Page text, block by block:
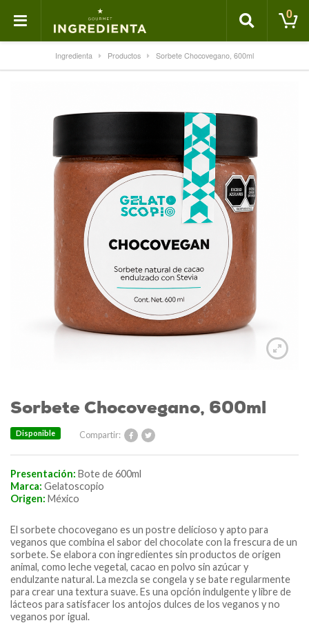
0
Ingredienta Productos Sorbete Chocovegano, 600ml
Sorbete Chocovegano, 600ml
Compartir:
Disponible
Presentación: Bote de 600ml
Marca: Gelatoscopio
Origen: México
El sorbete chocovegano es un postre delicioso y apto para
veganos que combina el sabor del chocolate con la frescura de un
sorbete. Se elabora con ingredientes sin productos de origen
animal, como leche vegetal, cacao en polvo sin azúcar y
endulzante natural. La mezcla se congela y se bate regularmente
para crear una textura suave. Es una opción indulgente y libre de
lácteos para satisfacer los antojos dulces de los veganos y no
veganos por igual.